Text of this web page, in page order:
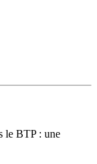
le BTP : une